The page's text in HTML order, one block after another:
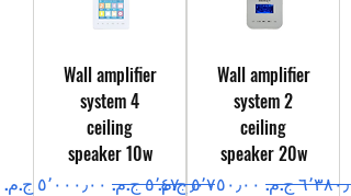
Wall amplifier
system 2
ceiling
speaker 20w
عادي
سعر البيع
Wall amplifier
system 4
ceiling
speaker 10w
سعر عادي
سعر البيع